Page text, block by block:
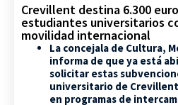
Crevillent destina 6.300
estudiantes universitarios
movilidad internacional
La concejala de Cultura,
informa de que ya está
solicitar estas
universitario de
en programas de